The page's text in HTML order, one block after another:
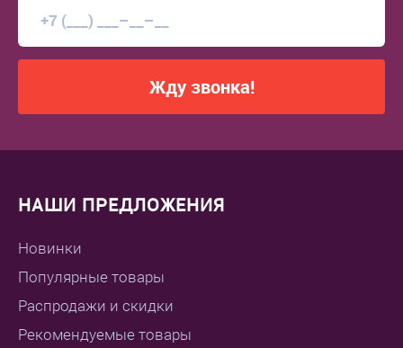
Жду звонка!
НАШИ ПРЕДЛОЖЕНИЯ
Новинки
Популярные товары
Распродажи и скидки
Рекомендуемые товары